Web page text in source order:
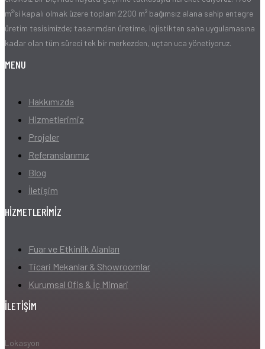
m²’si kapalı olmak üzere toplam 2200 m² bağımsız alana sahip entegre
üretim tesisimizde; tasarımdan üretime, lojistikten saha uygulamasına
kadar olan tüm süreci tek bir merkezden, uçtan uca yönetiyoruz.
MENU
Hakkımızda
Hizmetlerimiz
Projeler
Referanslarımız
Blog
İletişim
HIZMETLERIMIZ
Fuar ve Etkinlik Alanları
Ticari Mekanlar & Showroomlar
Kurumsal Ofis & İç Mimari
İLETIŞIM
Lokasyon